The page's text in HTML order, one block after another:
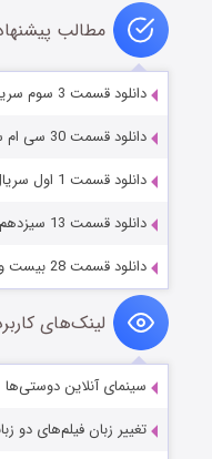
مطالب
دانلود قسمت 3 سوم سریال خسوف
دانلود قسمت 30 سی ام سریال خسوف
دانلود قسمت 1 اول سریال خسوف
دانلود قسمت 13 سیزدهم سریال خسوف
دانلود قسمت 28 بیست و هشتم سریال خسوف
لینک‌های
سینمای آنلاین دوستی‌ها
تغییر زبان فیلم‌های دو